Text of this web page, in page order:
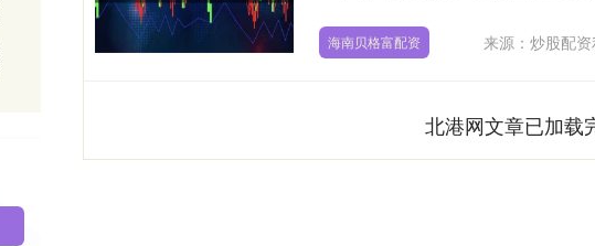
海南贝格富配资 来源：炒股配
北港网文章已加载